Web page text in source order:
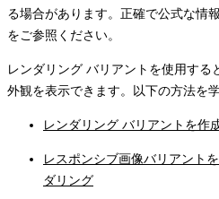
る場合があります。正確で公式な情
をご参照ください。
レンダリング バリアントを使用する
外観を表示できます。以下の方法を学
レンダリング バリアントを作
レスポンシブ画像バリアント
ダリング